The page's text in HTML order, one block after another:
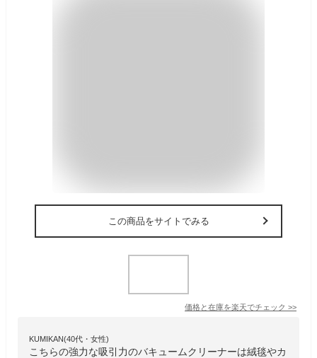
この商品をサイトでみる
価格と在庫を楽天でチェック >>
KUMIKAN(40代・女性)
こちらの強力な吸引力のバキュームクリーナーは絨毯やカ